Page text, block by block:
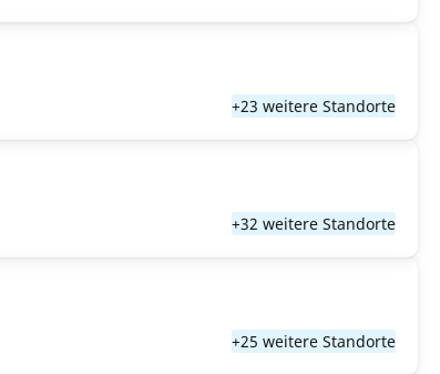
+23 weitere Standorte
+32 weitere Standorte
+25 weitere Standorte